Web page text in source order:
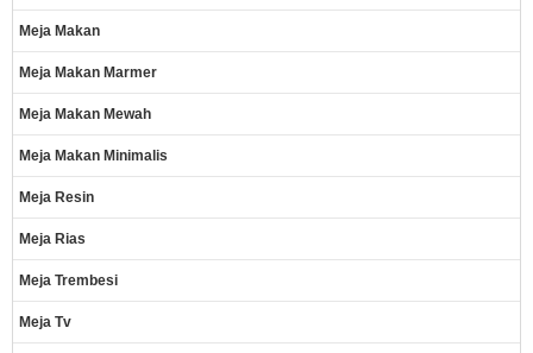
Meja Makan
Meja Makan Marmer
Meja Makan Mewah
Meja Makan Minimalis
Meja Resin
Meja Rias
Meja Trembesi
Meja Tv